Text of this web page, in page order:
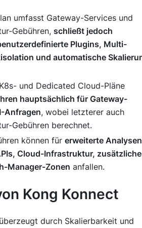
umfasst Gateway-Services und
Gebühren, schließt jedoch
Plugins, Multi-
und automatische
und Dedicated Cloud-Pläne
hauptsächlich für Gateway-
Anfragen, wobei letzterer auch
Gebühren berechnet.
können für erweiterte
Cloud-Infrastruktur, zusätzliche
Manager-Zonen anfallen.
Kong Konnect
durch Skalierbarkeit und